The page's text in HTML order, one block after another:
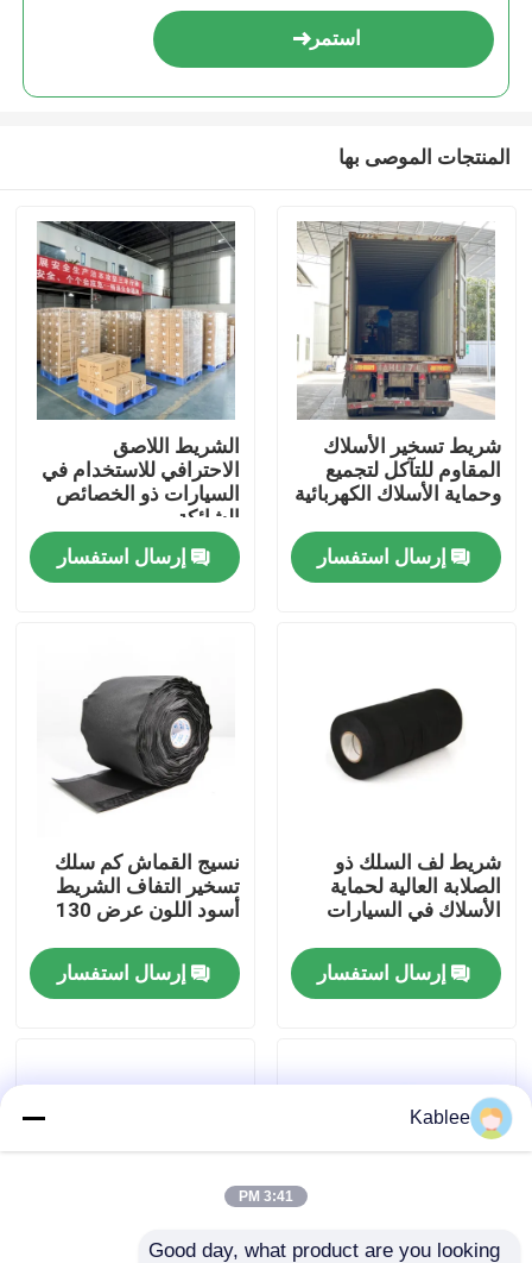
منزل
أشرطة فيديو
حول بنا
جولة في المعمل
اتصل بنا
شريط تسخير أسلاك السيارات
استمر
المنتجات الموصى بها
شريط تسخير الأسلاك
المقاوم للتآكل لتجميع
وحماية الأسلاك الكهربائية
إرسال استفسار
الشريط اللاصق
الاحترافي للاستخدام في
السيارات ذو الخصائص
الشائكة
إرسال استفسار
شريط لف السلك ذو
الصلابة العالية لحماية
الأسلاك في السيارات
إرسال استفسار
نسيج القماش كم سلك
تسخير التفاف الشريط
أسود اللون عرض 130
إرسال استفسار
Kablee
3:41 PM
Good day, what product are you looking